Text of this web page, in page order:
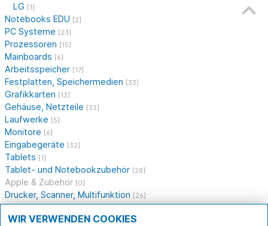
LG [1]
Notebooks EDU [2]
PC Systeme [23]
Prozessoren [15]
Mainboards [6]
Arbeitsspeicher [17]
Festplatten, Speichermedien [33]
Grafikkarten [13]
Gehäuse, Netzteile [33]
Laufwerke [5]
Monitore [6]
Eingabegeräte [32]
Tablets [1]
Tablet- und Notebookzubehör [28]
Apple & Zubehör [0]
Drucker, Scanner, Multifunktion [26]
Software
Netzwerk[24]
WIR VERWENDEN COOKIES